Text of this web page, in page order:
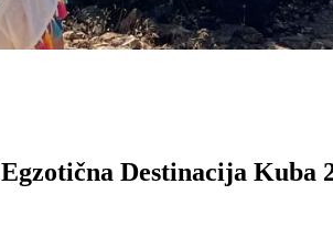
Egzotična Destinacija Kuba